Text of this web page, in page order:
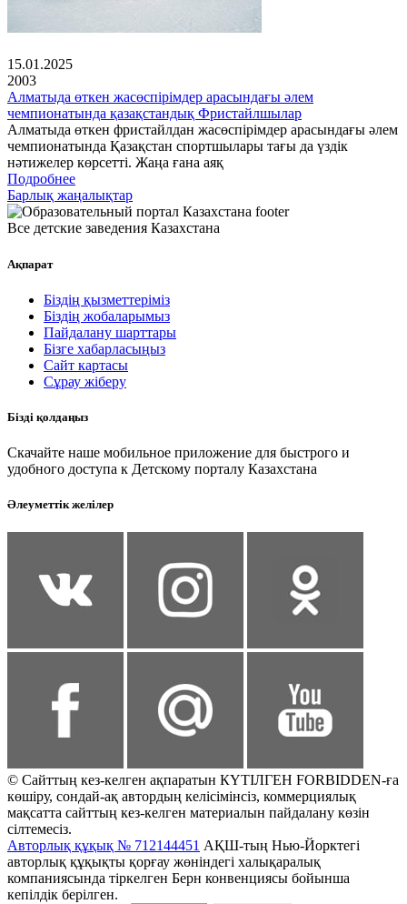
15.01.2025
2003
Алматыда өткен жасөспірімдер арасындағы әлем
чемпионатында қазақстандық Фристайлшылар
Алматыда өткен фристайлдан жасөспірімдер арасындағы әлем
чемпионатында Қазақстан спортшылары тағы да үздік
нәтижелер көрсетті. Жаңа ғана аяқ
Подробнее
Барлық жаңалықтар
Все детские заведения Казахстана
Ақпарат
Біздің қызметтеріміз
Біздің жобаларымыз
Пайдалану шарттары
Бізге хабарласыңыз
Сайт картасы
Сұрау жіберу
Бізді қолдаңыз
Скачайте наше мобильное приложение для быстрого и
удобного доступа к Детскому порталу Казахстана
Әлеуметтік желілер
© Сайттың кез-келген ақпаратын КҮТІЛГЕН FORBIDDEN-ға
көшіру, сондай-ақ автордың келісімінсіз, коммерциялық
мақсатта сайттың кез-келген материалын пайдалану көзін
сілтемесіз.
Авторлық құқық № 712144451 АҚШ-тың Нью-Йорктегі
авторлық құқықты қорғау жөніндегі халықаралық
компаниясында тіркелген Берн конвенциясы бойынша
кепілдік берілген.